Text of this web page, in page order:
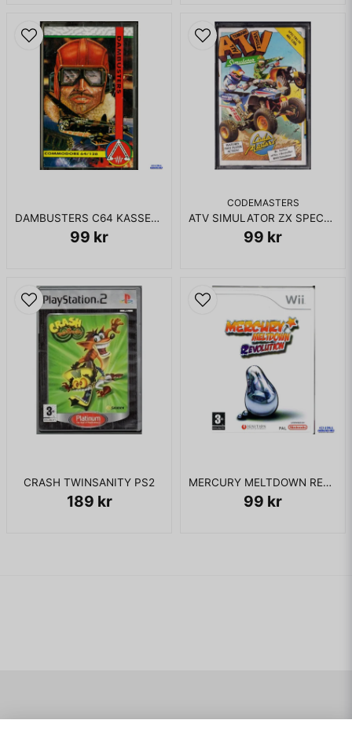
DAMBUSTERS C64 KASSETT
99 kr
CODEMASTERS
ATV SIMULATOR ZX SPECTRUM
99 kr
CRASH TWINSANITY PS2
189 kr
MERCURY MELTDOWN REVOLUTION WII
99 kr